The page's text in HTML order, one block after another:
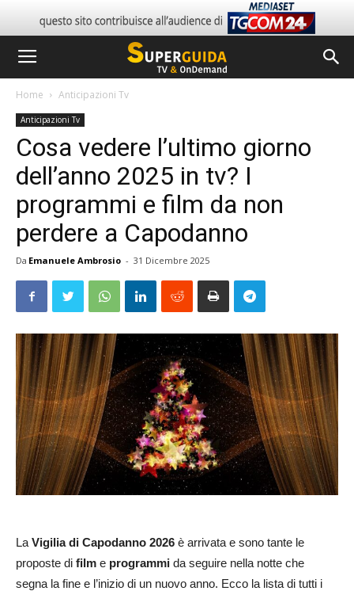
Home Anticipazioni Tv
Anticipazioni Tv
Cosa vedere l’ultimo giorno
dell’anno 2025 in tv? I
programmi e film da non
perdere a Capodanno
Da Emanuele Ambrosio - 31 Dicembre 2025
La Vigilia di Capodanno 2026 è arrivata e sono tante le
proposte di film e programmi da seguire nella notte che
segna la fine e l’inizio di un nuovo anno. Ecco la lista di tutti i